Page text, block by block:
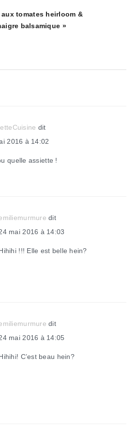
aux tomates heirloom &
balsamique »
dit
2016 à 14:02
quelle assiette !
dit
mai 2016 à 14:03
Hihihi !!! Elle est belle hein?
dit
mai 2016 à 14:05
Hihihi! C’est beau hein?